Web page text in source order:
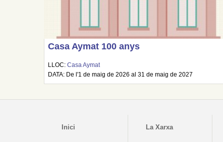
Casa Aymat 100 anys
LLOC:Casa Aymat
DATA: De l'1 de maig de 2026 al 31 de maig de 2027
Inici La Xarxa